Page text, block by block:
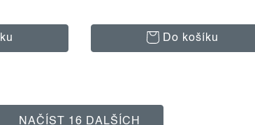
Do košíku
NAČÍST 16 DALŠÍCH